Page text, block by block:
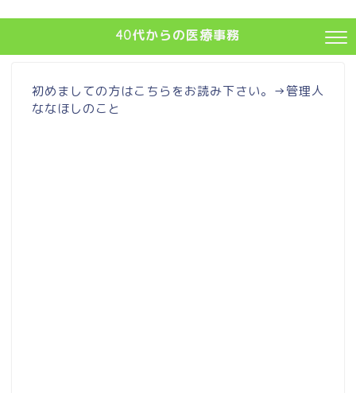
40代からの医療事務
初めましての方はこちらをお読み下さい。→管理人
ななほしのこと